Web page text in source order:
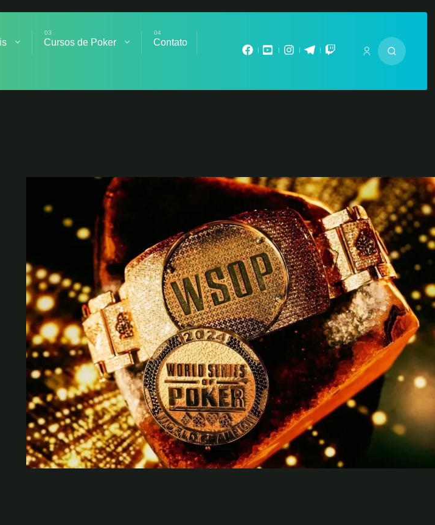
Cursos de Poker Contato